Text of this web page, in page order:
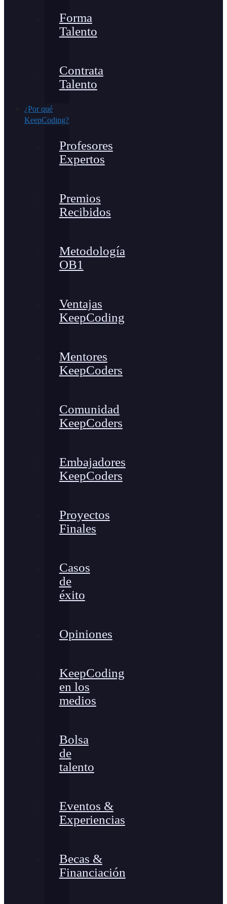
Forma
Talento
Contrata
Talento
¿Por qué
KeepCoding?
Profesores
Expertos
Premios
Recibidos
Metodología
OB1
Ventajas
KeepCoding
Mentores
KeepCoders
Comunidad
KeepCoders
Embajadores
KeepCoders
Proyectos
Finales
Casos
de
éxito
Opiniones
KeepCoding
en los
medios
Bolsa
de
talento
Eventos &
Experiencias
Becas &
Financiación